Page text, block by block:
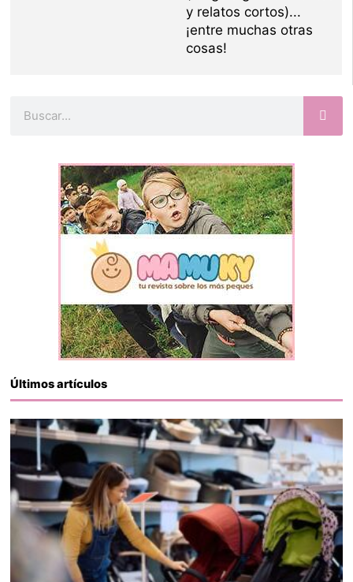
y relatos cortos)...
¡entre muchas otras
cosas!
Últimos artículos